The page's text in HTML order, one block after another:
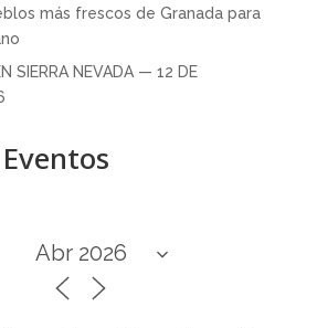
más frescos de Granada para
SIERRA NEVADA — 12 DE